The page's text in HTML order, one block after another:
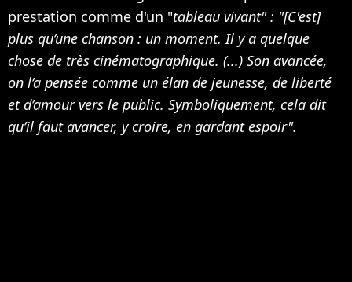
prestation comme d'un "tableau vivant" : "[C'est]
plus qu’une chanson : un moment. Il y a quelque
chose de très cinématographique. (...) Son avancée,
on l’a pensée comme un élan de jeunesse, de liberté
et d’amour vers le public. Symboliquement, cela dit
qu’il faut avancer, y croire, en gardant espoir".